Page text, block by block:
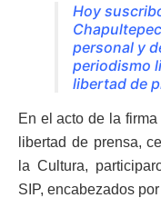
Hoy
personal y
periodismo
libertad de
En el acto de la
libertad de prensa,
la Cultura,
SIP, encabezados